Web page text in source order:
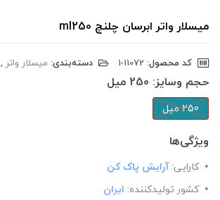
میسلار واتر ابرسان چلنچ ml250
کد محصول: دسته‌بندی: میسلار واتر ,
حجم وسایز: 250 میل
250 میل
ویژگی‌ها
کارایی: آرایش پاک کن
کشور تولید‎کننده:
ایران